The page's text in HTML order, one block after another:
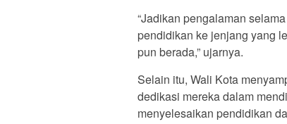
“Jadikan pengalaman
pendidikan ke jenjang yang
pun berada,” ujarnya.
Selain itu, Wali Kota
dedikasi mereka dalam
menyelesaikan pendidikan